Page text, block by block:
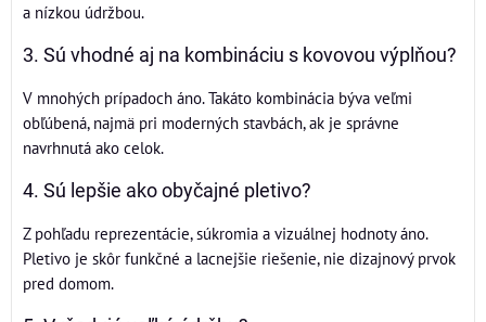
a nízkou údržbou.
3. Sú vhodné aj na kombináciu s kovovou výplňou?
V mnohých prípadoch áno. Takáto kombinácia býva veľmi
obľúbená, najmä pri moderných stavbách, ak je správne
navrhnutá ako celok.
4. Sú lepšie ako obyčajné pletivo?
Z pohľadu reprezentácie, súkromia a vizuálnej hodnoty áno.
Pletivo je skôr funkčné a lacnejšie riešenie, nie dizajnový prvok
pred domom.